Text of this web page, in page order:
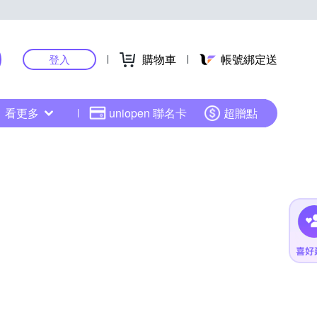
登入 購物車 帳號綁定送
看更多 uniopen 聯名卡 超贈點